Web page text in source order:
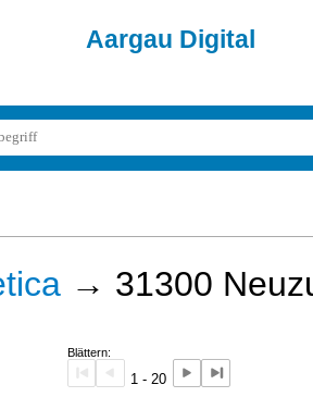
Aargau Digital
→ 31300
Blättern:
1 - 20